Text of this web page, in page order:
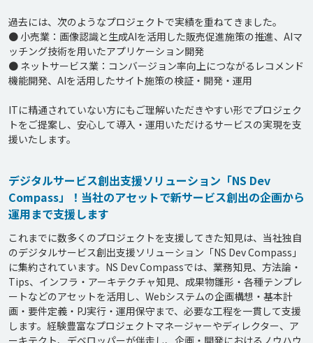
過去には、次のようなプロジェクトで実績を重ねてきました。
● 小売業：画像認識と生成AIを活用した販売促進施策の推進、AIマ
ッチング技術を用いたアプリケーション開発
● ネットサービス業：コンバージョン率向上につながるレコメンド
機能開発、AIを活用したサイト施策の検証・開発・運用
ITに精通されていない方にもご理解いただきやすい形でプロジェク
トをご提案し、安心して導入・運用いただけるサービスの実現を支
デジタルサービス創出支援ソリューション「NS Dev
Compass」！当社のアセットで新サービス創出の企画から
運用まで支援します
これまでに数多くのプロジェクトを支援してきた知見は、当社独自
のデジタルサービス創出支援ソリューション「NS Dev Compass」
に集約されています。NS Dev Compassでは、業務知見、方法論・
Tips、インフラ・アーキテクチャ知見、成果物雛形・各種テンプレ
ートなどのアセットを活用し、Webシステムの企画構想・基本計
画・要件定義・PJ実行・運用保守まで、必要な工程を一貫して支援
します。経験豊富なプロジェクトマネージャーやディレクター、ア
ーキテクト、デベロッパーが伴走し、企画・開発におけるノウハウ